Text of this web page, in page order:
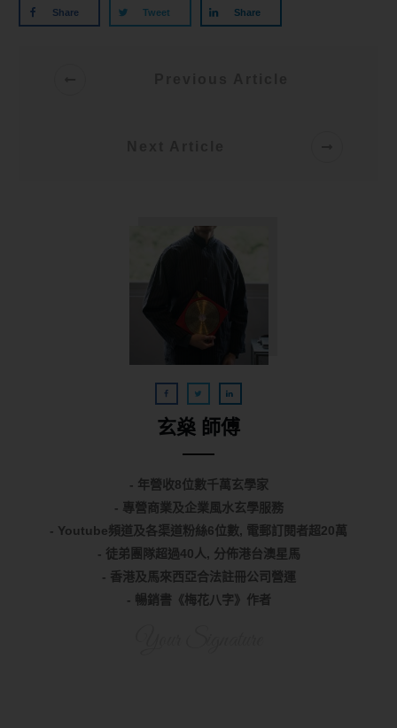
Share Tweet Share
玄燊 師傅
- 年營收8位數千萬玄學家
- 專營商業及企業風水玄學服務
- Youtube頻道及各渠道粉絲6位數, 電郵訂閱者超20萬
- 徒弟團隊超過40人, 分佈港台澳星馬
- 香港及馬來西亞合法註冊公司營運
- 暢銷書《梅花八字》作者